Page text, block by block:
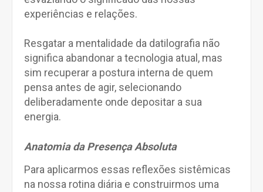
experiências e relações.
Resgatar a mentalidade da datilografia não
significa abandonar a tecnologia atual, mas
sim recuperar a postura interna de quem
pensa antes de agir, selecionando
deliberadamente onde depositar a sua
energia.
Anatomia da Presença Absoluta
Para aplicarmos essas reflexões sistêmicas
na nossa rotina diária e construirmos uma